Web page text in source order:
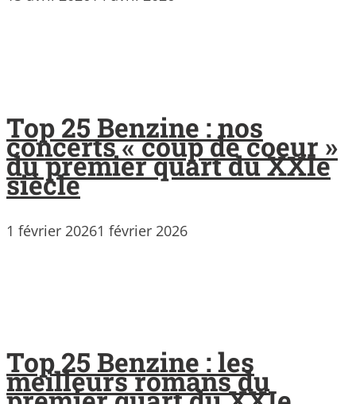
Top 25 Benzine : nos
concerts « coup de coeur »
du premier quart du XXIe
siècle
1 février 20261 février 2026
Top 25 Benzine : les
meilleurs romans du